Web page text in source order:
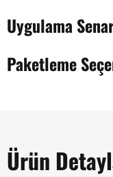
Uygulama
Paketleme
Ürün